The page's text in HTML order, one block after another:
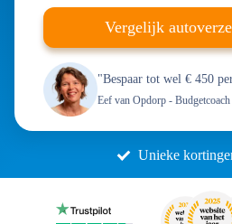
Vergelijk
"Bespaar tot wel € 450
Eef van Opdorp - Budgetcoach
Unieke